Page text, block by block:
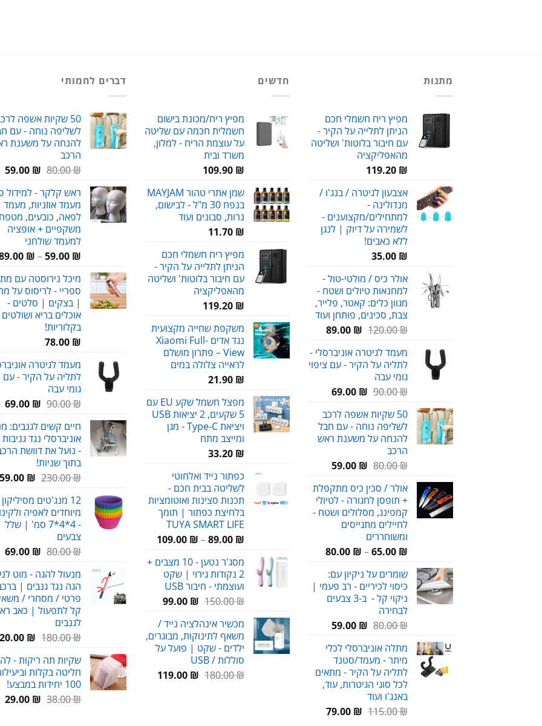
מתנות
מפיץ ריח חשמלי חכם
הניתן לתלייה על הקיר -
עם חיבור בלוטות' ושליטה
מהאפליקציה
119.20 ₪
אצבעון לגיטרה / בנג'ו /
מנדולינה -
למתחילים/מקצוענים -
לשמירה על דיוק | לנגן
ללא כאבים!
35.00 ₪
אולר כיס / מולטי-טול -
למחנאות טיולים ושטח -
מגוון כלים: קאטר, פלייר,
צבת, סכינים, פותחן ועוד
120.00₪
המחיר
היה:
120.00 ₪.
89.00 ₪
המחיר
הוא:
89.00 ₪.
מעמד לגיטרה אוניברסלי -
לתליה על הקיר - עם ציפוי
גומי עבה
90.00₪
המחיר
היה:
90.00 ₪.
69.00 ₪
המחיר
הוא:
69.00 ₪.
50 שקיות אשפה לרכב
לשליפה נוחה - עם חבל
להנחה על משענת ראש
הרכב
80.00₪
המחיר
היה:
80.00 ₪.
59.00 ₪
המחיר
הוא:
59.00 ₪.
אולר / סכין כיס מתקפלת
+ תופסן לחגורה - לטיולי
קמפינג, מסלולים ושטח -
לחיילים מתגייסים
ומשוחררים
65.00 ₪
–
80.00 ₪
טווח
עד
שומרים על ניקיון עם:
כיסוי לכיריים - רב פעמי |
ניקוי קל - ב-3 צבעים
לבחירה
80.00₪
המחיר
היה:
80.00 ₪.
59.00 ₪
המחיר
הוא:
מתלה אוניברסלי לכלי
מיתר - מעמד/סטנד
לתליה על הקיר - מתאים
לכל סוגי הגיטרות, עוד,
באנג'ו ועוד
115.00₪
המחיר79.00 ₪
המחיר
חדשים
מפיץ ריח/מכונת בישום
חשמלית חכמה עם שליטה
על עוצמת הריח - למלון,
משרד ובית
109.90 ₪
שמן אתרי טהור MAYJAM
בנפח 30 מ"ל - לבישום,
נרות, סבונים ועוד
11.70 ₪
מפיץ ריח חשמלי חכם
הניתן לתלייה על הקיר -
עם חיבור בלוטות' ושליטה
מהאפליקציה
119.20 ₪
משקפת שחייה מקצועית
נגד אדים Xiaomi Full-
View – פתרון מושלם
לראייה צלולה במים
21.90 ₪
מפצל חשמל שקע EU עם
5 שקעים, 2 יציאות USB
ויציאת Type-C - מגן
ומייצב מתח
33.20 ₪
כפתור נייד ואלחוטי
לשליטה בבית חכם -
תכנות סצינות ואוטומציות
בלחיצת כפתור | תומך
TUYA SMART LIFE
89.00 ₪
–
109.00 ₪
מסג'ר נטען - 10 מצבים +
2 נקודות גירוי | שקט
ועוצמתי - חיבור USB
150.00₪
המחיר
היה:
150.00 ₪.
99.00 ₪
המחיר
הוא:
99.00 ₪.
מכשיר אינהלציה נייד /
משאף לתינוקות, מבוגרים,
ילדים - שקט | פועל על
סוללות / USB
180.00₪
המחיר119.00 ₪
המחיר
דברים לחמותי
50 שקיות אשפה
לשליפה נוחה - עם
להנחה על משענת
הרכב
80.00₪
המחיר
היה:
80.00 ₪.
59.00 ₪
ראש קלקר - למידול
מעמד אוזניות, מעמד
לפאה, כובעים,
משקפיים + אופציה
למעמד שולחני
59.00 ₪
–
₪
מיכל נירוסטה עם
ספריי - לריסוס על
| בצקים | סלטים -
אוכלים בריא ושולטים
בקלוריות!
78.00 ₪
מעמד לגיטרה
לתליה על הקיר - עם
גומי עבה
90.00₪
המחיר
היה:
90.00 ₪.
69.00 ₪
חיים קשים לגנבים:
אוניברסלי נגד
- נועל את דוושת
בתוך שניות!
230.00₪
המחיר
היה:
230.00 ₪.
₪
12 מנג'טים
מיוחדים לאפיה
- 4*4*7 סמ' | שלל
צבעים
80.00₪
המחיר
היה:
80.00 ₪.
69.00 ₪
מנעול להגה - מוט
הגה נגד גנבים |
פרטי / מסחרי /
קל לתפעול | כאב
לגנבים
180.00₪
המחיר
היה:
180.00 ₪.
₪
שקיות תה ריקות -
חליטה בקלות
100 יחידות במבצע!
38.00₪
המחיר29.00 ₪